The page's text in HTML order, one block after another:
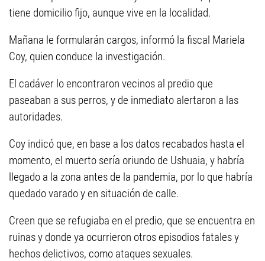
tiene domicilio fijo, aunque vive en la localidad.
Mañana le formularán cargos, informó la fiscal Mariela
Coy, quien conduce la investigación.
El cadáver lo encontraron vecinos al predio que
paseaban a sus perros, y de inmediato alertaron a las
autoridades.
Coy indicó que, en base a los datos recabados hasta el
momento, el muerto sería oriundo de Ushuaia, y habría
llegado a la zona antes de la pandemia, por lo que habría
quedado varado y en situación de calle.
Creen que se refugiaba en el predio, que se encuentra en
ruinas y donde ya ocurrieron otros episodios fatales y
hechos delictivos, como ataques sexuales.